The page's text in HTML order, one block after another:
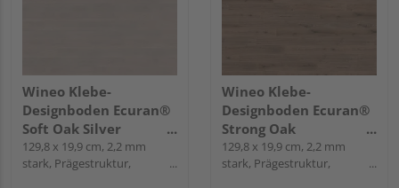
Wineo Klebe-
Designboden Ecuran®
Soft Oak Silver
Landhausdiele - wineo
1000 wood L
129,8 x 19,9 cm, 2,2 mm
stark, Prägestruktur,
Wineo Klebe-
Designboden Ecuran®
Strong Oak
Cappuccino
Landhausdiele - wineo
129,8 x 19,9 cm, 2,2 mm
stark, Prägestruktur,